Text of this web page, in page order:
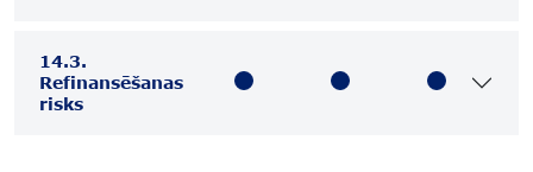
14.3.
Refinansēšanas
risks